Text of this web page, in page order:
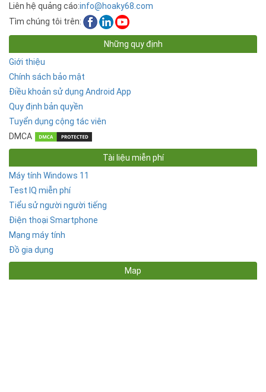
Liên hệ quảng cáo:info@hoaky68.com
Tìm chúng tôi trên:
Những quy định
Giới thiệu
Chính sách bảo mật
Điều khoản sử dụng Android App
Quy định bản quyền
Tuyển dụng cộng tác viên
DMCA
Tài liệu miễn phí
Máy tính Windows 11
Test IQ miễn phí
Tiểu sử người người tiếng
Điện thoại Smartphone
Mạng máy tính
Đồ gia dụng
Map